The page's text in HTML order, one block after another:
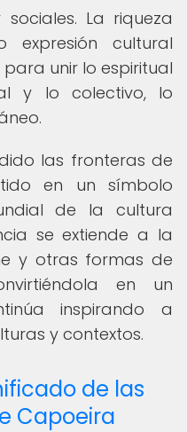
La riqueza
cultural
unir lo espiritual
y lo colectivo, lo
las fronteras de
en un símbolo
de la cultura
se extiende a la
y otras formas de
en un
inspirando a
y contextos.
de las
Capoeira